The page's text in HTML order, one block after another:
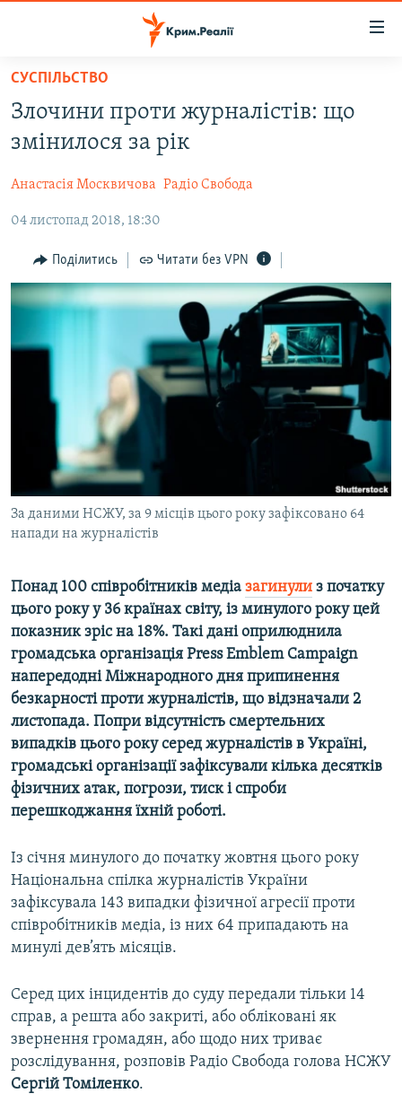
Перейти
основного
матеріалу
до
навігації
Перейти
пошуку
ПОЛІТИКА
БЛОГИ
ПОГЛЯД
ІНТЕРВ'Ю
ВСЕ ЗА ДЕНЬ
СПЕЦПРОЕКТИ
ВІДЕОУРОКИ «ELIFBE»
СВІДЧЕННЯ ОКУПАЦІЇ
УКРАЇНСЬКА ПРОБЛЕМА КРИМУ
ІНФОГРАФІКА
ЯК ОБІЙТИ БЛОКУВАННЯ
Qırımtatar
ДОЛУЧАЙСЯ!
Усі сайти RFE/RL
СУСПІЛЬСТВО
Злочини проти журналістів: що
змінилося за рік
Анастасія Москвичова Радіо Свобода
04 листопад 2018, 18:30
Поділитись Читати без VPN
За даними НСЖУ, за 9 місців цього року зафіксовано 64
напади на журналістів
Понад 100 співробітників медіа загинули з початку
цього року у 36 країнах світу, із минулого року цей
показник зріс на 18%. Такі дані оприлюднила
громадська організація Press Emblem Campaign
напередодні Міжнародного дня припинення
безкарності проти журналістів, що відзначали 2
листопада. Попри відсутність смертельних
випадків цього року серед журналістів в Україні,
громадські організації зафіксували кілька десятків
фізичних атак, погрози, тиск і спроби
перешкоджання їхній роботі.
Із січня минулого до початку жовтня цього року
Національна спілка журналістів України
зафіксувала 143 випадки фізичної агресії проти
співробітників медіа, із них 64 припадають на
минулі дев’ять місяців.
Серед цих інцидентів до суду передали тільки 14
справ, а решта або закриті, або обліковані як
звернення громадян, або щодо них триває
розслідування, розповів Радіо Свобода голова НСЖУ
Сергій Томіленко.